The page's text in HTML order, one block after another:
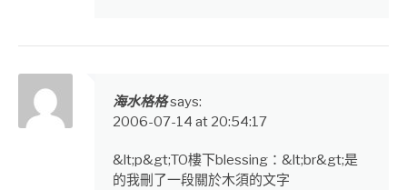
海水格格says:
2006-07-14 at 20:54:17
&lt;p&gt;TO樓下blessing：&lt;br&gt;是
的我刪了一段關於木須的文字